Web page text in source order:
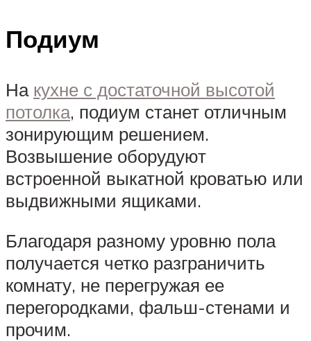
Подиум
На кухне с достаточной высотой
потолка, подиум станет отличным
зонирующим решением.
Возвышение оборудуют
встроенной выкатной кроватью или
выдвижными ящиками.
Благодаря разному уровню пола
получается четко разграничить
комнату, не перегружая ее
перегородками, фальш-стенами и
прочим.